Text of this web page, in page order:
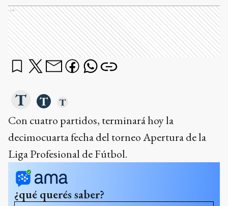
Ads
Con cuatro partidos, terminará hoy la
decimocuarta fecha del torneo Apertura de la
Liga Profesional de Fútbol.
¿qué querés saber?